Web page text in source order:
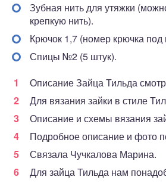
Зубная нить для утяжки
крепкую нить).
Крючок 1,7 (номер крючка
Спицы №2 (5 штук).
Описание Зайца Тильда
Для вязания зайки в стиле
Описание и схемы вязания
Подробное описание и фото
Связала Чучкалова Марина.
Для зайца Тильда нам